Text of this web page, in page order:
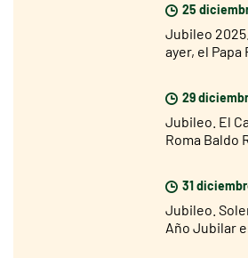
25
Jubileo
ayer, el
29
Jubileo. El
Roma Baldo
31
Jubileo.
Año Jubilar